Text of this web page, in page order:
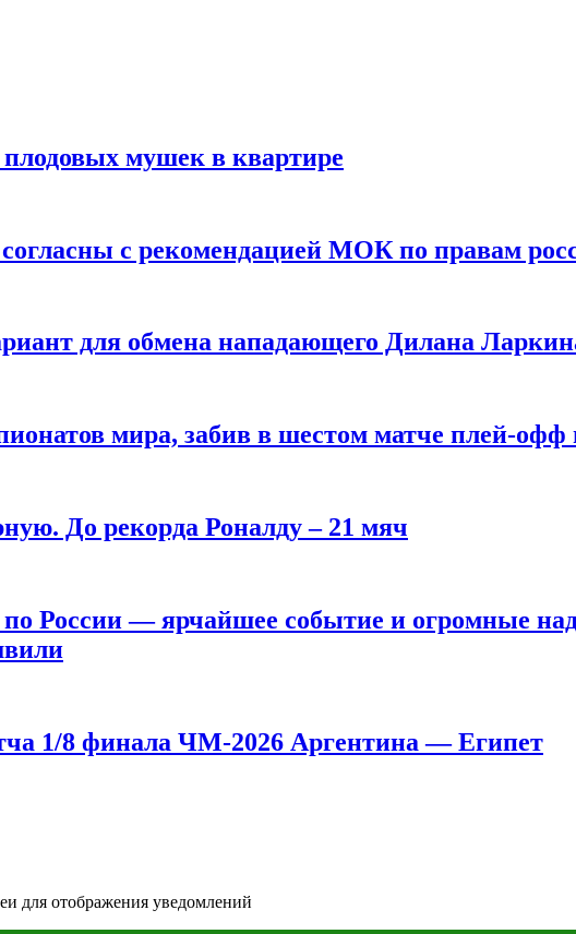
плодовых мушек в квартире
с рекомендацией МОК по правам
для обмена нападающего Дилана
мира, забив в шестом матче плей‑офф
До рекорда Роналду – 21 мяч
России — ярчайшее событие и огромные
1/8 финала ЧМ-2026 Аргентина — Египет
для отображения уведомлений